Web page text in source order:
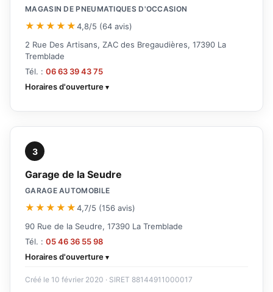
MAGASIN DE PNEUMATIQUES D'OCCASION
★★★★★4,8/5 (64 avis)
2 Rue Des Artisans, ZAC des Bregaudières, 17390 La
Tremblade
Tél. : 06 63 39 43 75
Horaires d'ouverture
3
Garage de la Seudre
GARAGE AUTOMOBILE
★★★★★4,7/5 (156 avis)
90 Rue de la Seudre, 17390 La Tremblade
Tél. : 05 46 36 55 98
Horaires d'ouverture
Créé le 10 février 2020 · SIRET 88144911000017